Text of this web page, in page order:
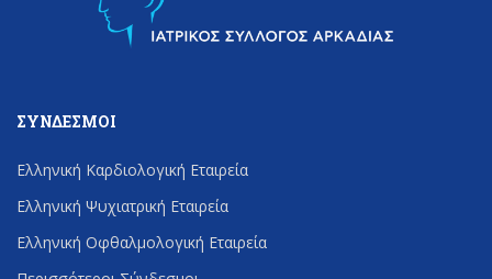
ΣΎΝΔΕΣΜΟΙ
Ελληνική Καρδιολογική Εταιρεία
Ελληνική Ψυχιατρική Εταιρεία
Ελληνική Οφθαλμολογική Εταιρεία